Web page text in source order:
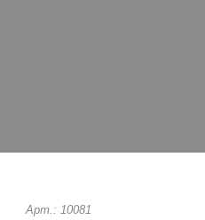
Арт.: 10081